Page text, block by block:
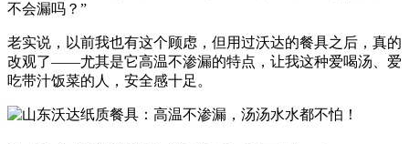
不会漏吗？”
老实说，以前我也有这个顾虑，但用过沃达的餐具之后，真的
改观了——尤其是它高温不渗漏的特点，让我这种爱喝汤、爱
吃带汁饭菜的人，安全感十足。